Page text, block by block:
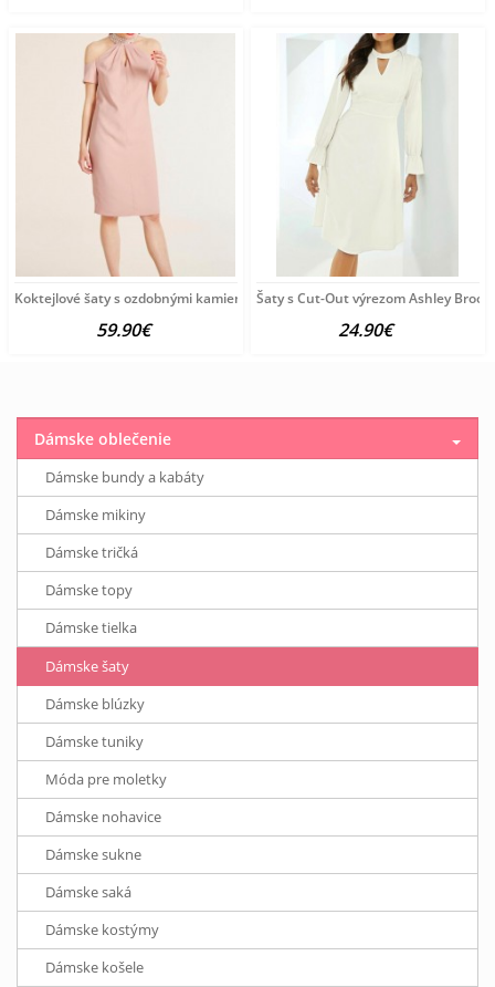
Koktejlové šaty s ozdobnými kamienkami Ashley Brooke, ružové
59.90€
Šaty s Cut-Out výrezom Ashley
24.90€
Dámske oblečenie
Dámske bundy a kabáty
Dámske mikiny
Dámske tričká
Dámske topy
Dámske tielka
Dámske šaty
Dámske blúzky
Dámske tuniky
Móda pre moletky
Dámske nohavice
Dámske sukne
Dámske saká
Dámske kostýmy
Dámske košele